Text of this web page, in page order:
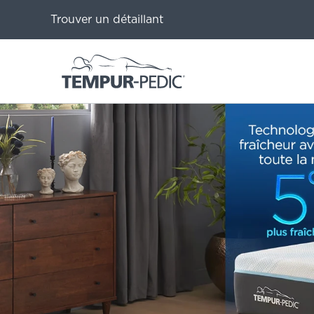
Trouver un détaillant